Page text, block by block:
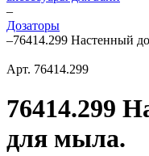
–
Дозаторы
–76414.299 Настенный
Арт. 76414.299
76414.299
для мыла.